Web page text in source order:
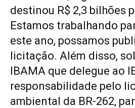
destinou R$ 2,3 bilhões
Estamos trabalhando
este ano, possamos
licitação. Além disso,
IBAMA que delegue ao
responsabilidade pelo
ambiental da BR-262,